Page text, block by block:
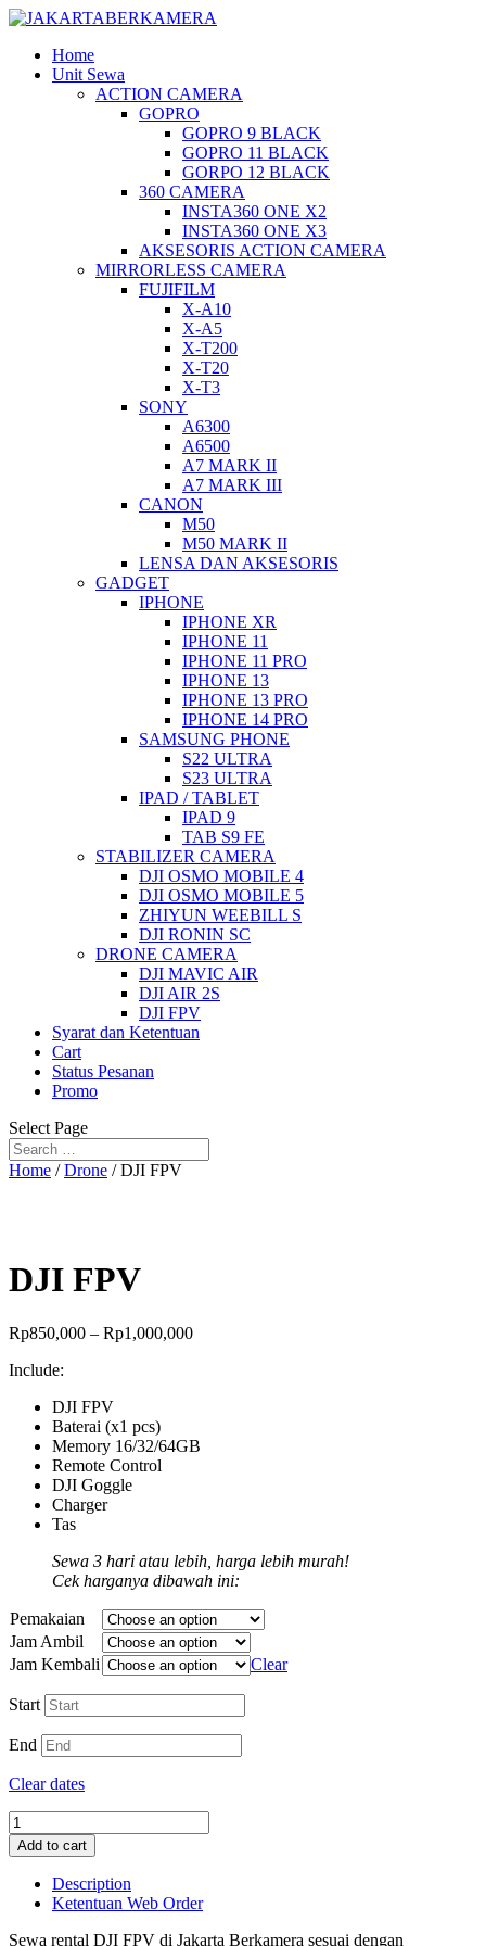
Home
Unit Sewa
ACTION CAMERA
GOPRO
GOPRO 9 BLACK
GOPRO 11 BLACK
GORPO 12 BLACK
360 CAMERA
INSTA360 ONE X2
INSTA360 ONE X3
AKSESORIS ACTION CAMERA
MIRRORLESS CAMERA
FUJIFILM
X-A10
X-A5
X-T200
X-T20
X-T3
SONY
A6300
A6500
A7 MARK II
A7 MARK III
CANON
M50
M50 MARK II
LENSA DAN AKSESORIS
GADGET
IPHONE
IPHONE XR
IPHONE 11
IPHONE 11 PRO
IPHONE 13
IPHONE 13 PRO
IPHONE 14 PRO
SAMSUNG PHONE
S22 ULTRA
S23 ULTRA
IPAD / TABLET
IPAD 9
TAB S9 FE
STABILIZER CAMERA
DJI OSMO MOBILE 4
DJI OSMO MOBILE 5
ZHIYUN WEEBILL S
DJI RONIN SC
DRONE CAMERA
DJI MAVIC AIR
DJI AIR 2S
DJI FPV
Syarat dan Ketentuan
Cart
Status Pesanan
Promo
Select Page
Home /Drone / DJI FPV
DJI FPV
Rp850,000 – Rp1,000,000
Include:
DJI FPV
Baterai (x1 pcs)
Memory 16/32/64GB
Remote Control
DJI Goggle
Charger
Tas
Sewa 3 hari atau lebih, harga lebih murah!
Cek harganya dibawah ini:
Pemakaian
Jam Ambil
Jam Kembali
Clear
Start
End
Clear dates
Add to cart
Description
Ketentuan Web Order
Sewa rental DJI FPV di Jakarta Berkamera sesuai dengan